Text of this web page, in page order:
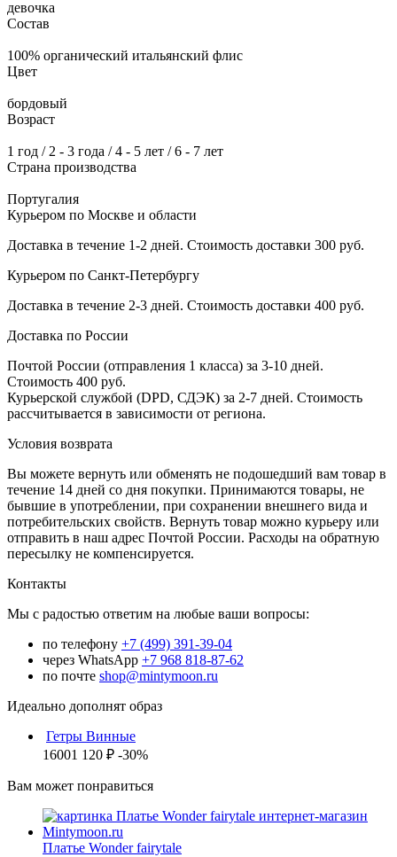
девочка
Состав
100% органический итальянский флис
Цвет
бордовый
Возраст
1 год / 2 - 3 года / 4 - 5 лет / 6 - 7 лет
Страна производства
Португалия
Курьером по Москве и области
Доставка в течение 1-2 дней. Стоимость доставки 300 руб.
Курьером по Санкт-Петербургу
Доставка в течение 2-3 дней. Стоимость доставки 400 руб.
Доставка по России
Почтой России (отправления 1 класса) за 3-10 дней.
Стоимость 400 руб.
Курьерской службой (DPD, СДЭК) за 2-7 дней. Стоимость
рассчитывается в зависимости от региона.
Условия возврата
Вы можете вернуть или обменять не подошедший вам товар в
течение 14 дней со дня покупки. Принимаются товары, не
бывшие в употреблении, при сохранении внешнего вида и
потребительских свойств. Вернуть товар можно курьеру или
отправить в наш адрес Почтой России. Расходы на обратную
пересылку не компенсируется.
Контакты
Мы с радостью ответим на любые ваши вопросы:
по телефону +7 (499) 391-39-04
через WhatsApp +7 968 818-87-62
по почте shop@mintymoon.ru
Идеально дополнят образ
Гетры Винные
16001 120 ₽ -30%
Вам может понравиться
Платье Wonder fairytale